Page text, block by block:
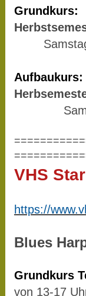
Grundkurs:
Aufbaukurs:
VHS
https://
Blues
Grundkurs
von 13-17